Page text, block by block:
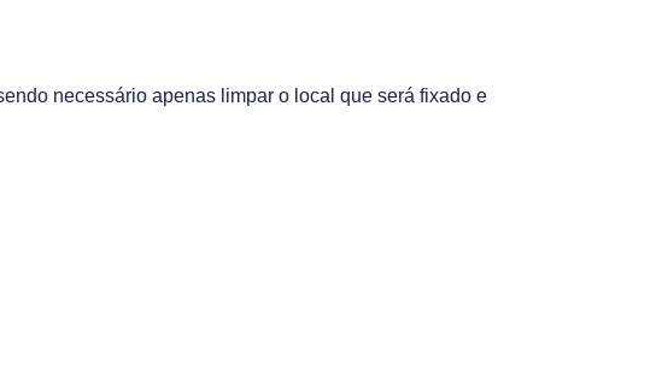
necessário apenas limpar o local que será fixado e